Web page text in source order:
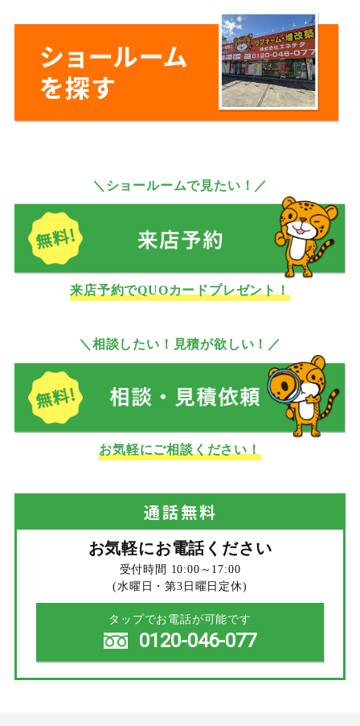
＼ショールームで見たい！／
来店予約でQUOカードプレゼント！
＼相談したい！見積が欲しい！／
お気軽にご相談ください！
通話無料
お気軽にお電話ください
受付時間 10:00～17:00
(水曜日・第3日曜日定休)
タップでお電話が可能です
0120-046-077